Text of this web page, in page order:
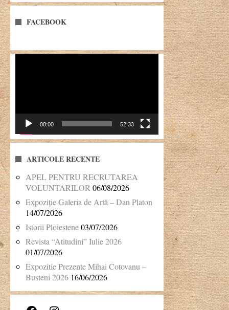
FACEBOOK
00:00 52:33
ARTICOLE RECENTE
APEL PENTRU RECRUTAREA
VOLUNTARILOR06/08/2026
Expoziție Galeria de Artă – Dan Platon
14/07/2026
Istorii Ploiestene03/07/2026
Revista “Atitudini” Iulie 2026
01/07/2026
Expozitie Prezente Mihai Cotovanu –
Busteni 2026 16/06/2026